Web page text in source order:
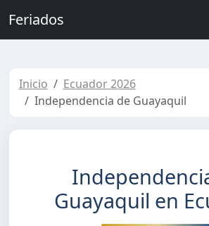
Feriados
Inicio
Ecuador 2026
Independencia de Guayaquil
Guayaquil en